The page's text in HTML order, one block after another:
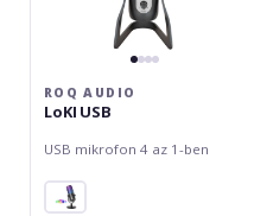
ROQ AUDIO
LoKI USB
USB mikrofon 4 az 1-ben